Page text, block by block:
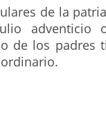
de la
adventicio
de los padres